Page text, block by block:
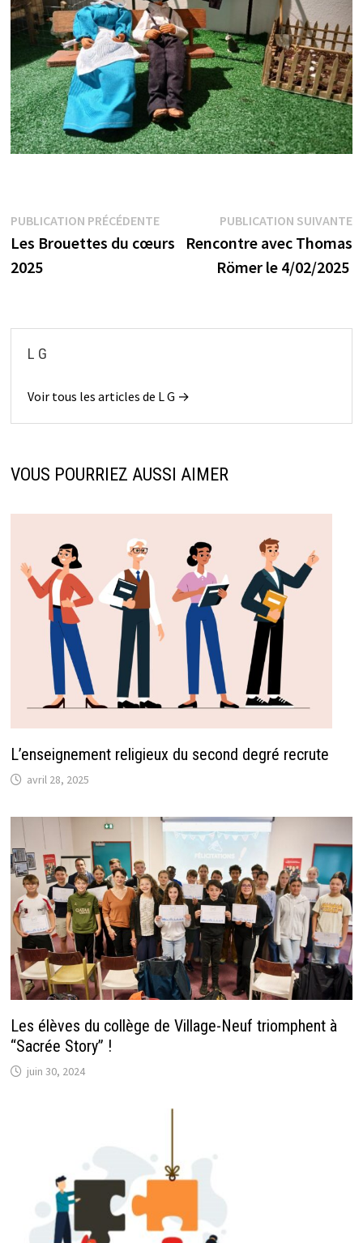
Navigation
de
PUBLICATION PRÉCÉDENTEPublication
précédente :
Les Brouettes du cœurs
2025
PUBLICATION SUIVANTE
Rencontre avec Thomas
Römer le 4/02/2025
L G
Voir tous les articles de L G →
VOUS POURRIEZ AUSSI AIMER
L’enseignement religieux du second degré recrute
avril 28, 2025
Les élèves du collège de Village-Neuf triomphent à
“Sacrée Story” !
juin 30, 2024